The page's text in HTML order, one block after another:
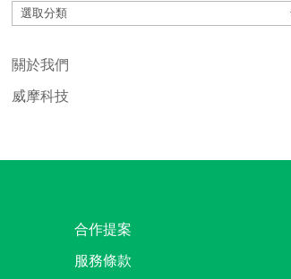
Categories
關於我們
威摩科技
合作提案
服務條款